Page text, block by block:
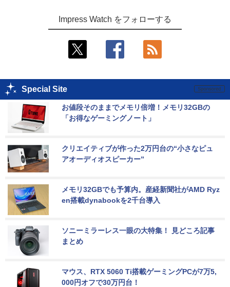
Impress Watch をフォローする
Special Site
お値段そのままでメモリ倍増！メモリ32GBの
「お得なゲーミングノート」
クリエイティブが作った2万円台の“小さなピュ
アオーディオスピーカー”
メモリ32GBでも予算内。産経新聞社がAMD Ryz
en搭載dynabookを2千台導入
ソニーミラーレス一眼の大特集！ 見どころ記事
まとめ
マウス、RTX 5060 Ti搭載ゲーミングPCが7万5,
000円オフで30万円台！